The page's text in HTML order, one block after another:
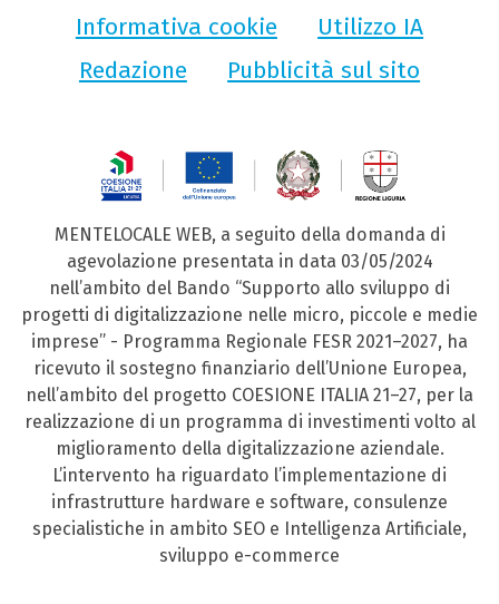
Informativa cookie
Utilizzo IA
Redazione
Pubblicità sul sito
MENTELOCALE WEB, a seguito della domanda di
agevolazione presentata in data 03/05/2024
nell’ambito del Bando “Supporto allo sviluppo di
progetti di digitalizzazione nelle micro, piccole e medie
imprese” - Programma Regionale FESR 2021–2027, ha
ricevuto il sostegno finanziario dell’Unione Europea,
nell’ambito del progetto COESIONE ITALIA 21–27, per la
realizzazione di un programma di investimenti volto al
miglioramento della digitalizzazione aziendale.
L’intervento ha riguardato l’implementazione di
infrastrutture hardware e software, consulenze
specialistiche in ambito SEO e Intelligenza Artificiale,
sviluppo e-commerce